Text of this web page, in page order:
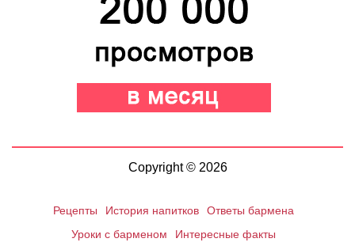
Copyright © 2026
Рецепты История напитков
Ответы бармена
Уроки с барменом
Интересные факты